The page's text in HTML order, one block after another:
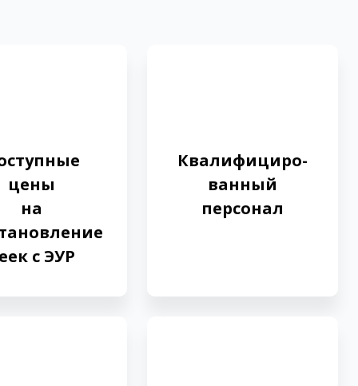
цены
на
с ЭУР
Квалифициро­
ванный
персонал